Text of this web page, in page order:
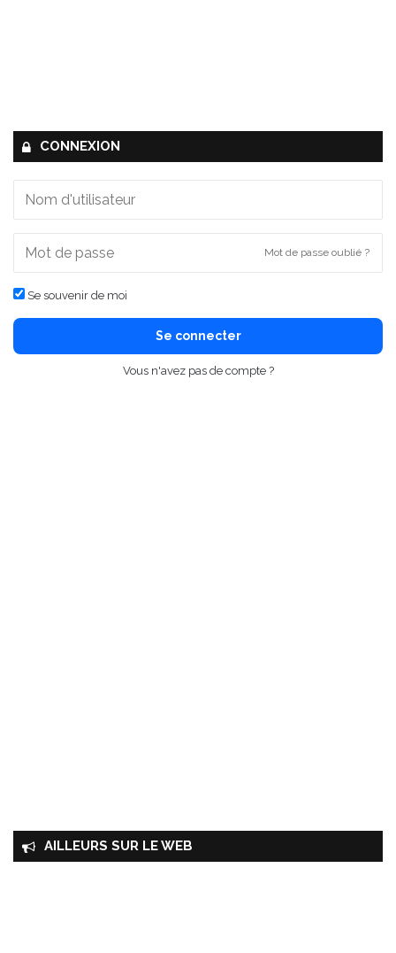
CONNEXION
Mot de passe oublié ?
Se souvenir de moi
Se connecter
Vous n'avez pas de compte ?
AILLEURS SUR LE WEB